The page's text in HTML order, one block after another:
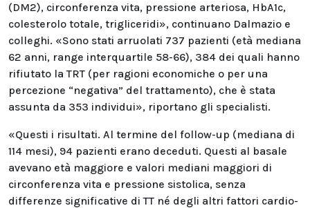
(DM2), circonferenza vita, pressione arteriosa, HbA1c,
colesterolo totale, trigliceridi», continuano Dalmazio e
colleghi. «Sono stati arruolati 737 pazienti (età mediana
62 anni, range interquartile 58-66), 384 dei quali hanno
rifiutato la TRT (per ragioni economiche o per una
percezione “negativa” del trattamento), che è stata
assunta da 353 individui», riportano gli specialisti.
«Questi i risultati. Al termine del follow-up (mediana di
114 mesi), 94 pazienti erano deceduti. Questi al basale
avevano età maggiore e valori mediani maggiori di
circonferenza vita e pressione sistolica, senza
differenze significative di TT né degli altri fattori cardio-